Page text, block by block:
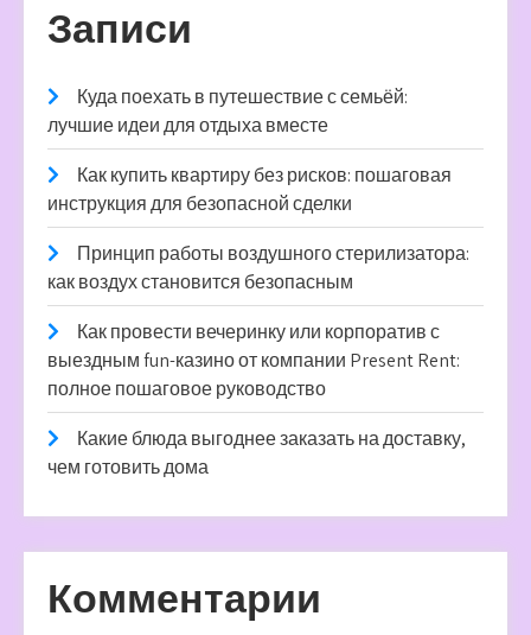
Записи
Куда поехать в путешествие с семьёй:
лучшие идеи для отдыха вместе
Как купить квартиру без рисков: пошаговая
инструкция для безопасной сделки
Принцип работы воздушного стерилизатора:
как воздух становится безопасным
Как провести вечеринку или корпоратив с
выездным fun-казино от компании Present Rent:
полное пошаговое руководство
Какие блюда выгоднее заказать на доставку,
чем готовить дома
Комментарии